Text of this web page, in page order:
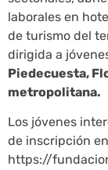
laborales en
de turismo del
dirigida a
Piedecuesta,
metropolitana.
Los jóvenes
de inscripción
https://